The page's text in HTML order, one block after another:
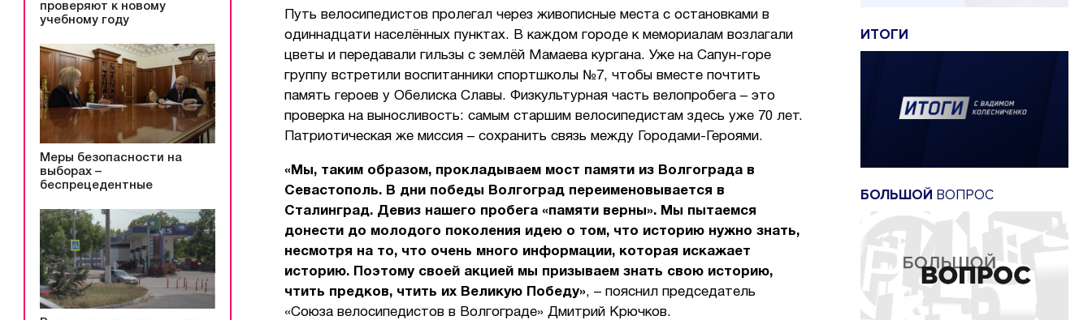
проверяют к новому
учебному году
Меры безопасности на
выборах –
беспрецедентные
Путь велосипедистов пролегал через живописные места с остановками в
одиннадцати населённых пунктах. В каждом городе к мемориалам возлагали
цветы и передавали гильзы с землёй Мамаева кургана. Уже на Сапун-горе
группу встретили воспитанники спортшколы №7, чтобы вместе почтить
память героев у Обелиска Славы. Физкультурная часть велопробега – это
проверка на выносливость: самым старшим велосипедистам здесь уже 70 лет.
Патриотическая же миссия – сохранить связь между Городами-Героями.
«Мы, таким образом, прокладываем мост памяти из Волгограда в
Севастополь. В дни победы Волгоград переименовывается в
Сталинград. Девиз нашего пробега «памяти верны». Мы пытаемся
донести до молодого поколения идею о том, что историю нужно знать,
несмотря на то, что очень много информации, которая искажает
историю. Поэтому своей акцией мы призываем знать свою историю,
чтить предков, чтить их Великую Победу», – пояснил председатель
«Союза велосипедистов в Волгограде» Дмитрий Крючков.
ИТОГИ
БОЛЬШОЙ ВОПРОС